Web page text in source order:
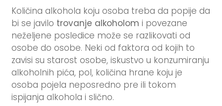
Količina alkohola koju osoba treba da popije da
bi se javilo trovanje alkoholom i povezane
neželjene posledice može se razlikovati od
osobe do osobe. Neki od faktora od kojih to
zavisi su starost osobe, iskustvo u konzumiranju
alkoholnih pića, pol, količina hrane koju je
osoba pojela neposredno pre ili tokom
ispijanja alkohola i slično.